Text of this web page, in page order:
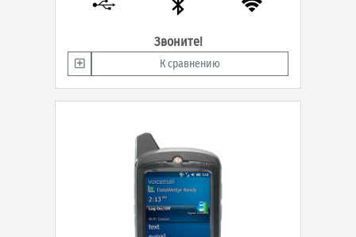
Звоните!
К сравнению